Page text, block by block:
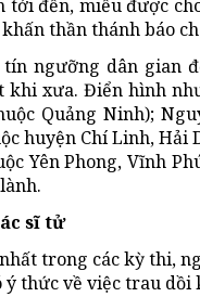
tới đền, miếu được
thần thánh báo
ngưỡng dân gian
xưa. Điển hình
Quảng Ninh);
huyện Chí Linh, Hải
Yên Phong, Vĩnh
sĩ tử
trong các kỳ thi,
ý thức về việc trau